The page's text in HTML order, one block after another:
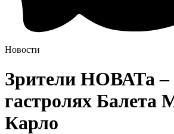
Новости
Зрители НОВАТа –
гастролях Балета
Карло